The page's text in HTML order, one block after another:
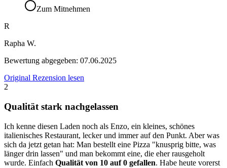
Zum Mitnehmen
R
Rapha W.
Bewertung abgegeben: 07.06.2025
Original Rezension lesen
2
Qualität stark nachgelassen
Ich kenne diesen Laden noch als Enzo, ein kleines, schönes
italienisches Restaurant, lecker und immer auf den Punkt. Aber was
sich da jetzt getan hat: Man bestellt eine Pizza "knusprig bitte, was
länger drin lassen" und man bekommt eine, die eher rausgeholt
wurde. Einfach Qualität von 10 auf 0 gefallen. Habe heute vorerst